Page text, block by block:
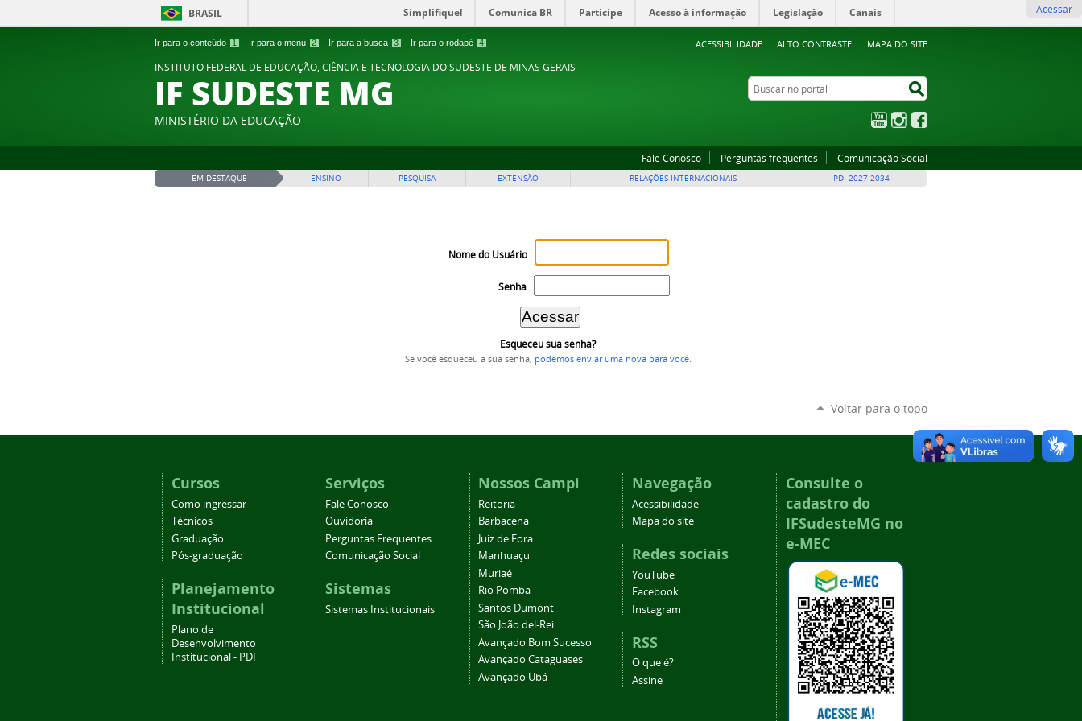
Ir para o conteúdo 1 Ir para o menu 2 Ir para a busca 3 Ir para o rodapé 4 ACESSIBILIDADE ALTO CONTRASTE MAPA DO SITE
BRASIL Simplifique! Comunica BR Participe Acesso à informação Legislação Canais Acessar
INSTITUTO FEDERAL DE EDUCAÇÃO, CIÊNCIA E TECNOLOGIA DO SUDESTE DE MINAS GERAIS
IF SUDESTE MG
MINISTÉRIO DA EDUCAÇÃO
Buscar no portal
YouTubeInstagram
Fale Conosco Perguntas frequentes Comunicação Social
EM DESTAQUE ENSINO PESQUISA EXTENSÃO RELAÇÕES INTERNACIONAIS PDI 2027-2034
Nome do Usuário
Senha
Esqueceu sua senha?
Se você esqueceu a sua senha, podemos enviar uma nova para você.
Voltar para o topo
Cursos
Como ingressar
Técnicos
Graduação
Pós-graduação
Planejamento
Institucional
Plano de
Desenvolvimento
Institucional - PDI
Serviços
Fale Conosco
Ouvidoria
Perguntas Frequentes
Comunicação Social
Sistemas
Sistemas Institucionais
Nossos Campi
Reitoria
Barbacena
Juiz de Fora
Manhuaçu
Muriaé
Rio Pomba
Santos Dumont
São João del-Rei
Avançado Bom Sucesso
Avançado Cataguases
Avançado Ubá
Navegação
Acessibilidade
Mapa do site
Redes sociais
YouTube
Facebook
Instagram
RSS
O que é?
Assine
Consulte o
cadastro do
IFSudesteMG no
e-MEC